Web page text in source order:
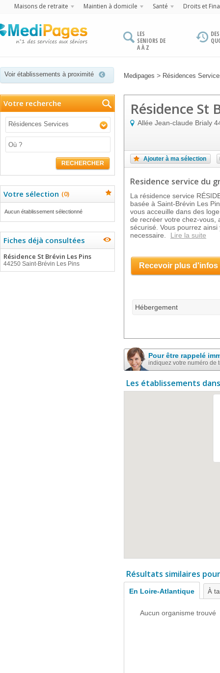
Maisons de retraite Maintien à domicile Santé Droits et
LES
SENIORS DE
A À Z
Voir établissements à proximité Medipages > Résidences
Votre recherche
Résidences Services
RECHERCHER
Votre sélection (0)
Aucun établissement sélectionné
Fiches déjà consultées
Résidence St Brévin Les Pins
44250 Saint-Brévin Les Pins
Résidence St
Allée Jean-claude Brialy
Ajouter à ma sélection
Residence service du
La résidence service
basée à Saint-Brévin Les
vous acceuille dans des
de recréer votre chez-vous,
sécurisé. Vous pourrez
necessaire.
Lire la suite
Recevoir plus d'infos
Hébergement
Pour être rappelé
indiquez votre numéro de
Les établissements
Résultats similaires
En Loire-Atlantique À
Aucun organisme trouvé